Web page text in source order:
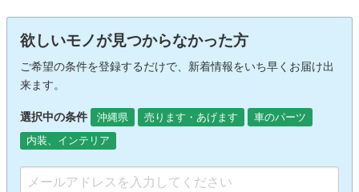
欲しいモノが見つからなかった方
ご希望の条件を登録するだけで、新着情報をいち早くお届け出
来ます。
選択中の条件 沖縄県 売ります・あげます
車のパーツ
内装、インテリア